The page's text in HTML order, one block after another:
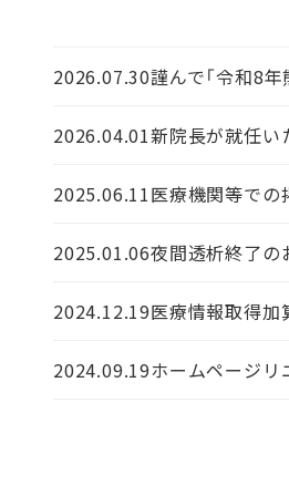
謹んで「令和8
2026.07.30
新院長が就任い
2026.04.01
医療機関等での
2025.06.11
夜間透析終了の
2025.01.06
医療情報取得加
2024.12.19
ホームページリ
2024.09.19